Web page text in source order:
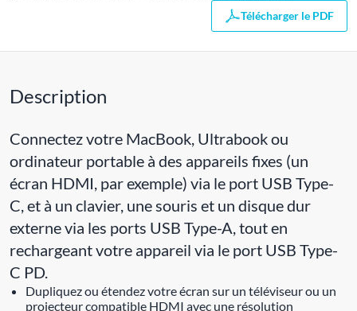
Télécharger le PDF
Description
Connectez votre MacBook, Ultrabook ou
ordinateur portable à des appareils fixes (un
écran HDMI, par exemple) via le port USB Type-
C, et à un clavier, une souris et un disque dur
externe via les ports USB Type-A, tout en
rechargeant votre appareil via le port USB Type-
C PD.
Dupliquez ou étendez votre écran sur un téléviseur ou un
projecteur compatible HDMI avec une résolution